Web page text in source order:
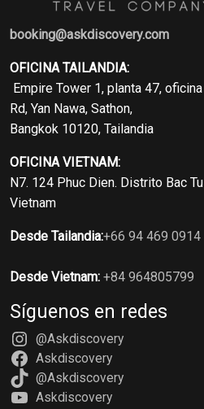
booking@askdiscovery.com
OFICINA TAILANDIA:
Empire Tower 1, planta 47,
Rd, Yan Nawa, Sathon,
Bangkok 10120, Tailandia
OFICINA VIETNAM:
N7. 124 Phuc Dien. Distrito Bac
Vietnam
Desde Tailandia:+66 94 469 0914
Desde Vietnam: +84 964805799
Síguenos en redes
@Askdiscovery
Askdiscovery
@Askdiscovery
Askdiscovery